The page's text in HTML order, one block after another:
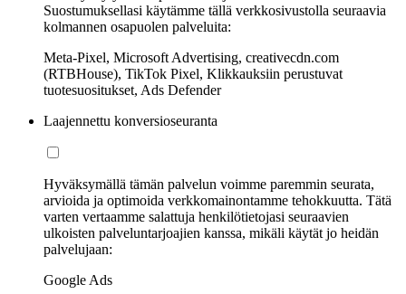
Suostumuksellasi käytämme tällä verkkosivustolla seuraavia
kolmannen osapuolen palveluita:
Meta-Pixel, Microsoft Advertising, creativecdn.com
(RTBHouse), TikTok Pixel, Klikkauksiin perustuvat
tuotesuositukset, Ads Defender
Laajennettu konversioseuranta
Hyväksymällä tämän palvelun voimme paremmin seurata,
arvioida ja optimoida verkkomainontamme tehokkuutta. Tätä
varten vertaamme salattuja henkilötietojasi seuraavien
ulkoisten palveluntarjoajien kanssa, mikäli käytät jo heidän
palvelujaan:
Google Ads